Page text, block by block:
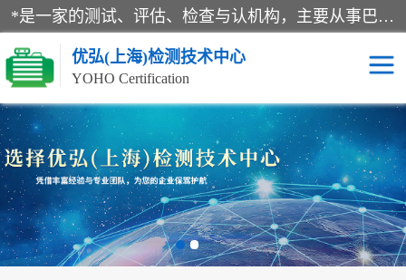
*是一家的测试、评估、检查与认机构，主要从事巴西NR10认证、NR12认证、NR13认证；ANATEL认证、INMTRO认证，欧盟CE认证：MD认证，PED认证，MID认证，ATEX认证，德国蓝色天使认证。
优弘(上海)检测技术中心
YOHO Certification
RECYCLASS认证 NR10认证
NR12认证 NR13认证
ART认证 巴西NR认证